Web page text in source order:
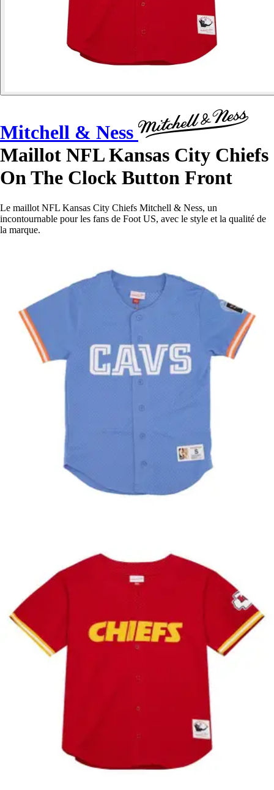
Mitchell & Ness
Maillot NFL Kansas City Chiefs
On The Clock Button Front
Le maillot NFL Kansas City Chiefs Mitchell & Ness, un
incontournable pour les fans de Foot US, avec le style et la qualité de
la marque.